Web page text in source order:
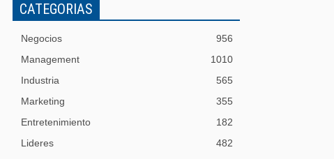
CATEGORIAS
Negocios
956
Management
1010
Industria
565
Marketing
355
Entretenimiento
182
Lideres
482